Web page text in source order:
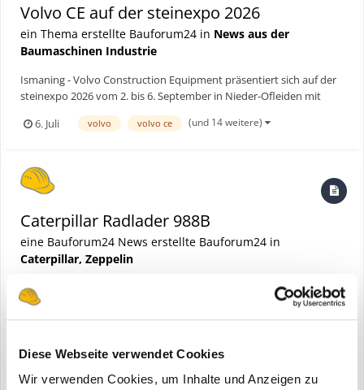
Diese Webseite verwendet Cookies
Wir verwenden Cookies, um Inhalte und Anzeigen zu
Volvo CE auf der steinexpo 2026
ein Thema erstellte Bauforum24 in News aus der
Baumaschinen Industrie
Ismaning - Volvo Construction Equipment präsentiert sich auf der
steinexpo 2026 vom 2. bis 6. September in Nieder-Ofleiden mit
Elektrifizierung und digitale Services. Unter dem Messemotto
6. Juli volvo volvo ce (und 14 weitere)
Caterpillar Radlader 988B
eine Bauforum24 News erstellte Bauforum24 in
Caterpillar, Zeppelin